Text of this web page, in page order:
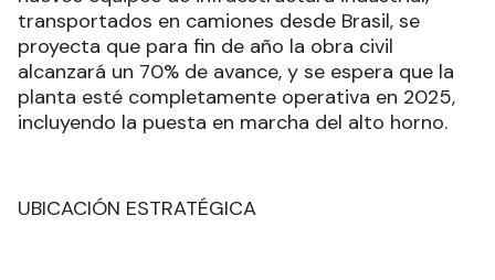
transportados en camiones desde Brasil, se
proyecta que para fin de año la obra civil
alcanzará un 70% de avance, y se espera que la
planta esté completamente operativa en 2025,
incluyendo la puesta en marcha del alto horno.
UBICACIÓN ESTRATÉGICA